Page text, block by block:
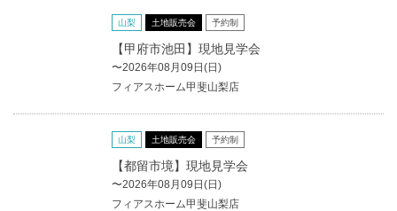
山梨 土地販売会 予約制
【甲府市池田】現地見学会
〜2026年08月09日(日)
フィアスホーム甲斐山梨店
山梨 土地販売会 予約制
【都留市境】現地見学会
〜2026年08月09日(日)
フィアスホーム甲斐山梨店